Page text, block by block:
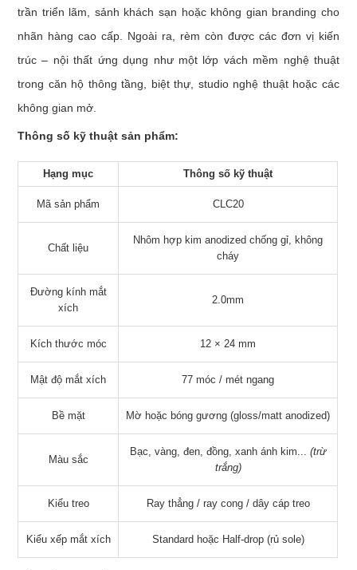
trần triển lãm, sảnh khách sạn hoặc không gian branding cho
nhãn hàng cao cấp. Ngoài ra, rèm còn được các đơn vị kiến
trúc – nội thất ứng dụng như một lớp vách mềm nghệ thuật
trong căn hộ thông tầng, biệt thự, studio nghệ thuật hoặc các
không gian mở.
Thông số kỹ thuật sản phẩm:
Hạng mục Thông số kỹ thuật
Mã sản phẩm CLC20
Chất liệu
Nhôm hợp kim anodized chống gỉ, không
cháy
Đường kính mắt
xích
2.0mm
Kích thước móc 12 × 24 mm
Mật độ mắt xích 77 móc / mét ngang
Bề mặt Mờ hoặc bóng gương (gloss/matt anodized)
Màu sắc
Bạc, vàng, đen, đồng, xanh ánh kim... (trừ
trắng)
Kiểu treo Ray thẳng / ray cong / dây cáp treo
Kiểu xếp mắt xích Standard hoặc Half-drop (rủ sole)